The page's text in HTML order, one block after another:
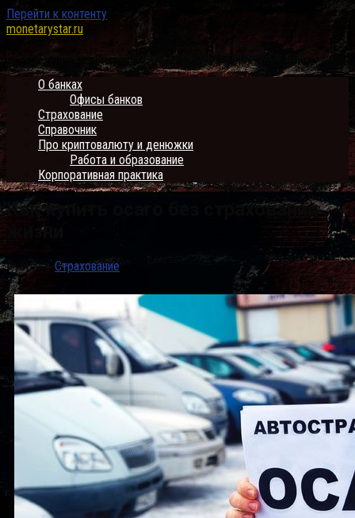
Перейти к контенту
monetarystar.ru
Блог о вопросах напрямую или косвенно связанных с деньгами
О банках
Офисы банков
Страхование
Справочник
Про криптовалюту и денюжки
Работа и образование
Корпоративная практика
Как купить осаго без страхования
жизни
Рубрика: Страхование